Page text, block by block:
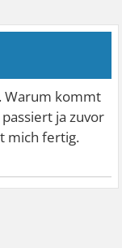
Warum kommt
ja zuvor
mich fertig.